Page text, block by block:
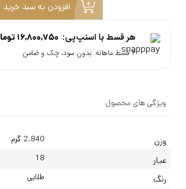
افزودن به سبد خرید
هر قسط با اسنپ‌پی:16,800,750تومان
۴ قسط ماهانه. بدون سود، چک و ضامن.
ویژگی های محصول
وزن 2.840 گرم
عیار 18
رنگ طلایی